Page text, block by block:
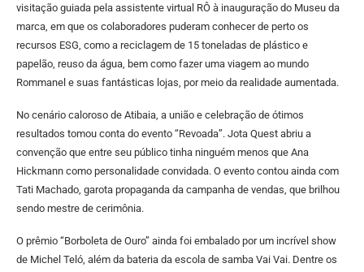
visitação guiada pela assistente virtual RÔ à inauguração do Museu da
marca, em que os colaboradores puderam conhecer de perto os
recursos ESG, como a reciclagem de 15 toneladas de plástico e
papelão, reuso da água, bem como fazer uma viagem ao mundo
Rommanel e suas fantásticas lojas, por meio da realidade aumentada.
No cenário caloroso de Atibaia, a união e celebração de ótimos
resultados tomou conta do evento “Revoada”. Jota Quest abriu a
convenção que entre seu público tinha ninguém menos que Ana
Hickmann como personalidade convidada. O evento contou ainda com
Tati Machado, garota propaganda da campanha de vendas, que brilhou
sendo mestre de cerimônia.
O prêmio “Borboleta de Ouro” ainda foi embalado por um incrível show
de Michel Teló, além da bateria da escola de samba Vai Vai. Dentre os